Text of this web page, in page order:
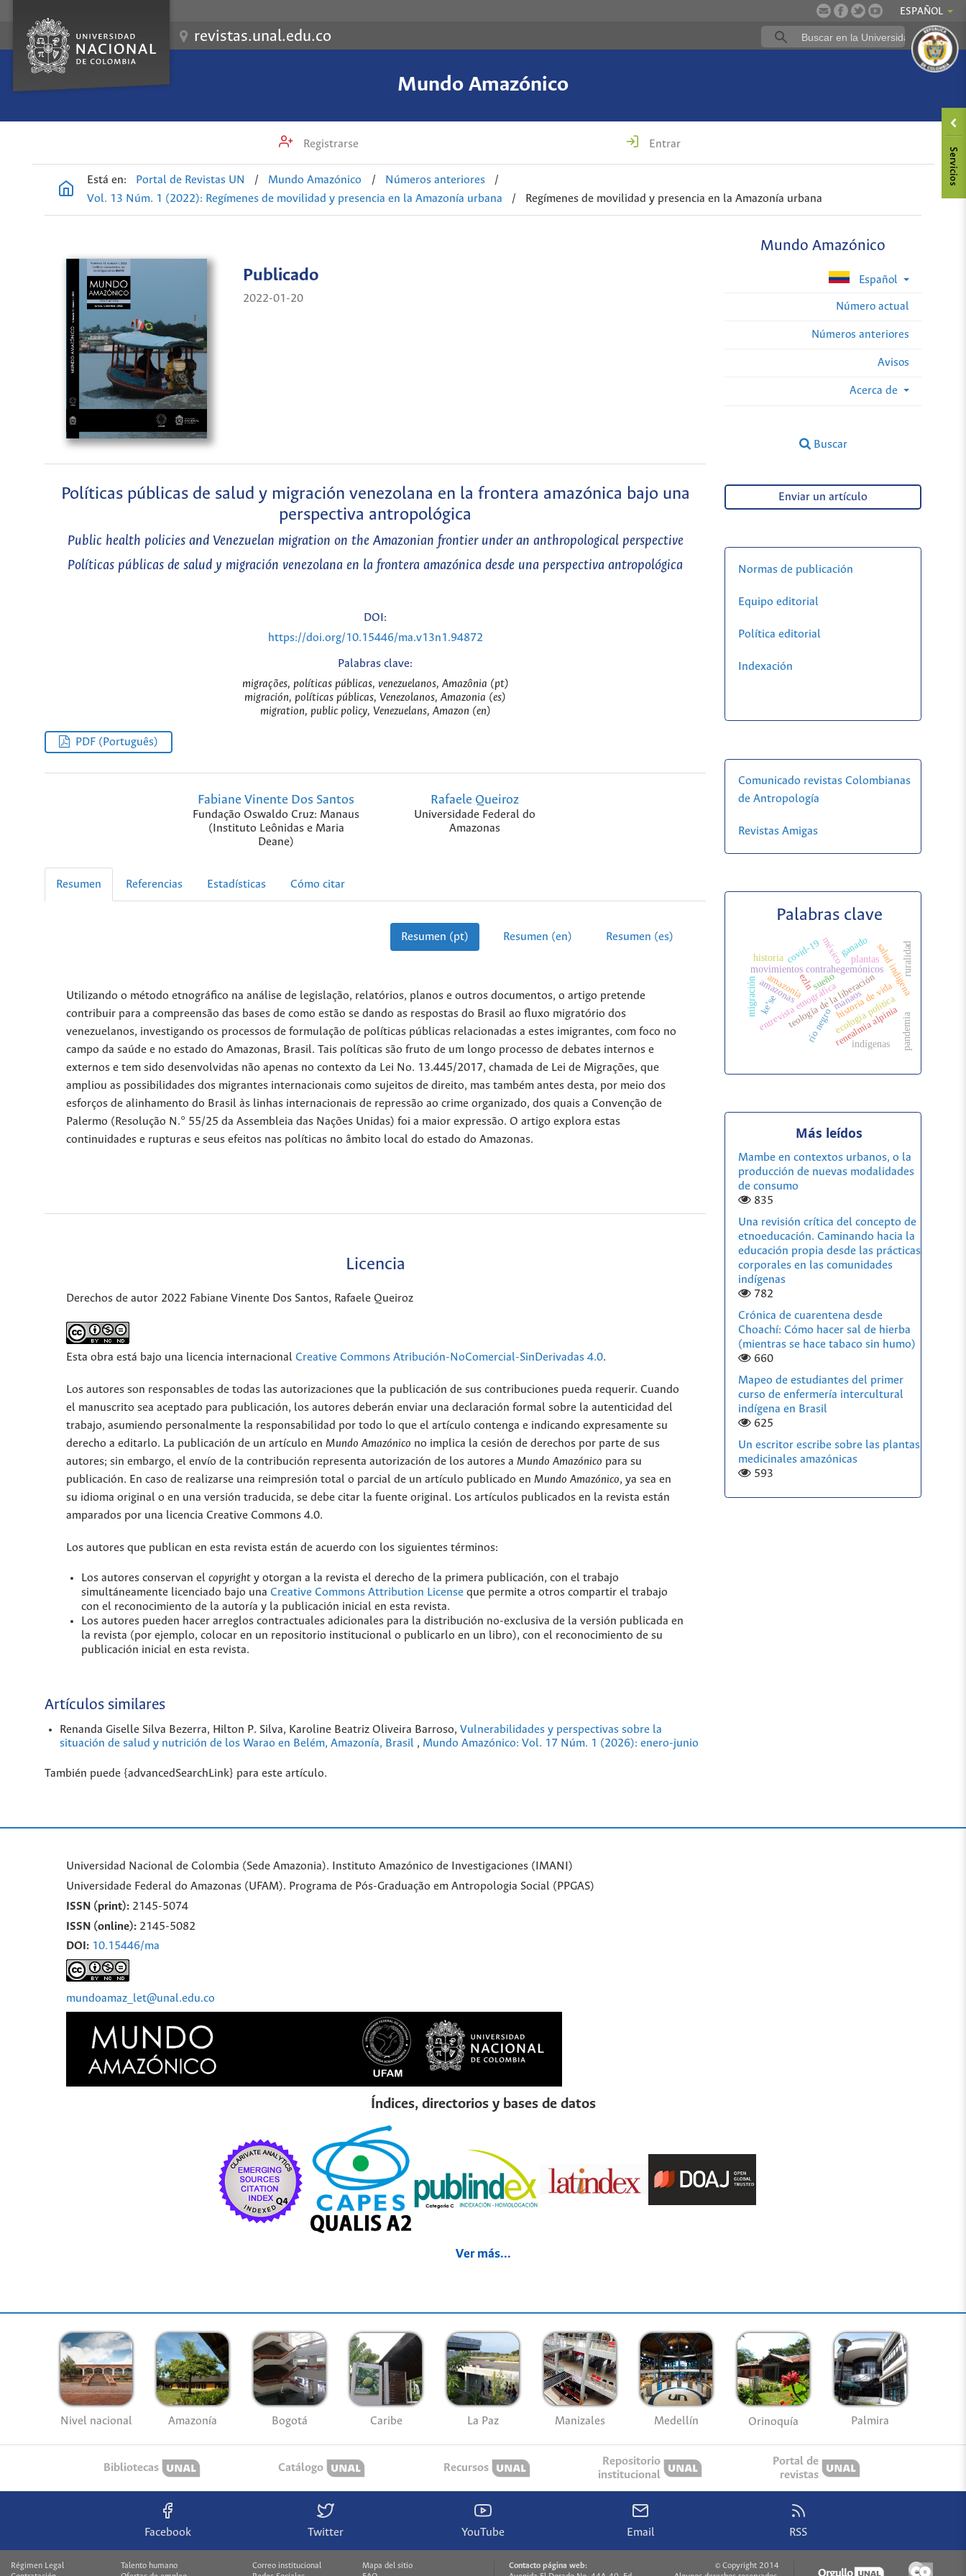
ESPAÑOL
revistas.unal.edu.co
Mundo Amazónico
Registrarse Entrar
Está en: Portal de Revistas UN / Mundo Amazónico / Números anteriores
/
Vol. 13 Núm. 1 (2022): Regímenes de movilidad y presencia en la Amazonía urbana
/ Regímenes de movilidad y presencia en la Amazonía urbana
Mundo Amazónico
Español
Número actual
Números anteriores
Avisos
Acerca de
Buscar
Publicado
2022-01-20
Políticas públicas de salud y migración venezolana en la frontera amazónica bajo una
perspectiva antropológica
Public health policies and Venezuelan migration on the Amazonian frontier under an anthropological perspective
Políticas públicas de salud y migración venezolana en la frontera amazónica desde una perspectiva antropológica
DOI:
https://doi.org/10.15446/ma.v13n1.94872
Palabras clave:
migrações, políticas públicas, venezuelanos, Amazônia (pt)
migración, políticas públicas, Venezolanos, Amazonia (es)
migration, public policy, Venezuelans, Amazon (en)
PDF (Português)
Fabiane Vinente Dos Santos
Fundação Oswaldo Cruz: Manaus
(Instituto Leônidas e Maria
Deane)
Rafaele Queiroz
Universidade Federal do
Amazonas
Resumen Referencias Estadísticas Cómo citar
Resumen (pt) Resumen (en) Resumen (es)
Utilizando o método etnográfico na análise de legislação, relatórios, planos e outros documentos, o artigo pretende
contribuir para a compreensão das bases de como estão se dando as respostas do Brasil ao fluxo migratório dos
venezuelanos, investigando os processos de formulação de políticas públicas relacionadas a estes imigrantes, com foco no
campo da saúde e no estado do Amazonas, Brasil. Tais políticas são fruto de um longo processo de debates internos e
externos e tem sido desenvolvidas não apenas no contexto da Lei No. 13.445/2017, chamada de Lei de Migrações, que
ampliou as possibilidades dos migrantes internacionais como sujeitos de direito, mas também antes desta, por meio dos
esforços de alinhamento do Brasil às linhas internacionais de repressão ao crime organizado, dos quais a Convenção de
Palermo (Resolução N.° 55/25 da Assembleia das Nações Unidas) foi a maior expressão. O artigo explora estas
continuidades e rupturas e seus efeitos nas políticas no âmbito local do estado do Amazonas.
Licencia
Derechos de autor 2022 Fabiane Vinente Dos Santos, Rafaele Queiroz
Esta obra está bajo una licencia internacional Creative Commons Atribución-NoComercial-SinDerivadas 4.0.
Los autores son responsables de todas las autorizaciones que la publicación de sus contribuciones pueda requerir. Cuando
el manuscrito sea aceptado para publicación, los autores deberán enviar una declaración formal sobre la autenticidad del
trabajo, asumiendo personalmente la responsabilidad por todo lo que el artículo contenga e indicando expresamente su
derecho a editarlo. La publicación de un artículo en Mundo Amazónico no implica la cesión de derechos por parte de sus
autores; sin embargo, el envío de la contribución representa autorización de los autores a Mundo Amazónico para su
publicación. En caso de realizarse una reimpresión total o parcial de un artículo publicado en Mundo Amazónico, ya sea en
su idioma original o en una versión traducida, se debe citar la fuente original. Los artículos publicados en la revista están
amparados por una licencia Creative Commons 4.0.
Los autores que publican en esta revista están de acuerdo con los siguientes términos:
Los autores conservan el copyright y otorgan a la revista el derecho de la primera publicación, con el trabajo
simultáneamente licenciado bajo una Creative Commons Attribution License que permite a otros compartir el trabajo
con el reconocimiento de la autoría y la publicación inicial en esta revista.
Los autores pueden hacer arreglos contractuales adicionales para la distribución no-exclusiva de la versión publicada en
la revista (por ejemplo, colocar en un repositorio institucional o publicarlo en un libro), con el reconocimiento de su
publicación inicial en esta revista.
Artículos similares
Renanda Giselle Silva Bezerra, Hilton P. Silva, Karoline Beatriz Oliveira Barroso, Vulnerabilidades y perspectivas sobre la
situación de salud y nutrición de los Warao en Belém, Amazonía, Brasil , Mundo Amazónico: Vol. 17 Núm. 1 (2026): enero-junio
También puede {advancedSearchLink} para este artículo.
Enviar un artículo
Normas de publicación
Equipo editorial
Política editorial
Indexación
Comunicado revistas Colombianas
de Antropología
Revistas Amigas
Palabras clave
movimientos contrahegemónicos
entrevista etnográficahistoria de vida
ezln
teología de la liberación
méxico salud indigena
covid-19
manaos
ecologia politica
plantas
río negrorenealmia alpiniapandemia
amazonas
ganado
migración amazonía
indígenas
historia ruralidad
.
ke’se
sueño
Más leídos
Mambe en contextos urbanos, o la
producción de nuevas modalidades
de consumo
835
Una revisión crítica del concepto de
etnoeducación. Caminando hacia la
educación propia desde las prácticas
corporales en las comunidades
indígenas
782
Crónica de cuarentena desde
Choachí: Cómo hacer sal de hierba
(mientras se hace tabaco sin humo)
660
Mapeo de estudiantes del primer
curso de enfermería intercultural
indígena en Brasil
625
Un escritor escribe sobre las plantas
medicinales amazónicas
593
Universidad Nacional de Colombia (Sede Amazonia). Instituto Amazónico de Investigaciones (IMANI)
Universidade Federal do Amazonas (UFAM). Programa de Pós-Graduação em Antropologia Social (PPGAS)
ISSN (print): 2145-5074
ISSN (online): 2145-5082
DOI: 10.15446/ma
mundoamaz_let@unal.edu.co
Índices, directorios y bases de datos
Ver más...
Nivel nacional Amazonía Bogotá Caribe La Paz Manizales Medellín Orinoquía Palmira
Bibliotecas Catálogo Recursos
Repositorio
institucional
Portal de
revistas
Facebook Twitter YouTube Email RSS
Régimen Legal
Talento humano
Correo institucional
Mapa del sitio
Contacto página web:
© Copyright 2014